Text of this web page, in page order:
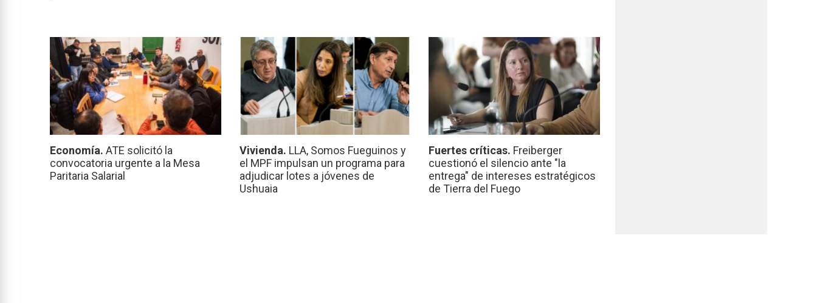
Economía. ATE solicitó la
convocatoria urgente a la Mesa
Paritaria Salarial
Vivienda. LLA, Somos Fueguinos y
el MPF impulsan un programa para
adjudicar lotes a jóvenes de
Ushuaia
Fuertes críticas. Freiberger
cuestionó el silencio ante "la
entrega" de intereses estratégicos
de Tierra del Fuego